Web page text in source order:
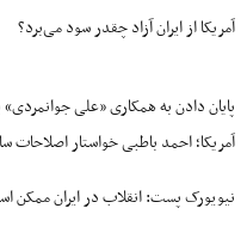
آمریکا از ایران آزاد چقدر سود می‌برد؟
پایان دادن به همکاری «علی
آمریکا؛ احمد باطبی خواستار اصلاحات
نیویورک پست: انقلاب در ایران